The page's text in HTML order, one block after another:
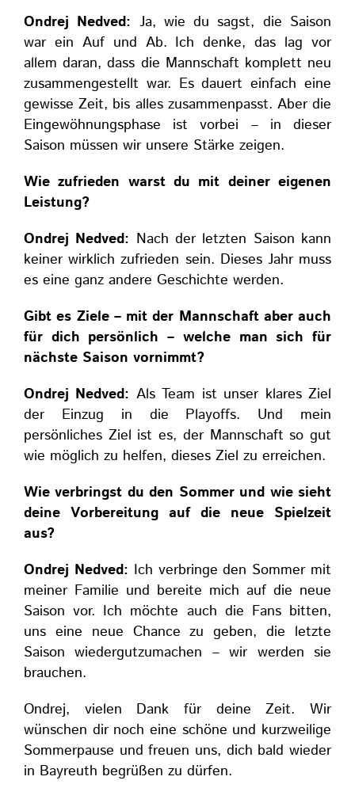
Ondrej Nedved: Ja, wie du sagst, die Saison
war ein Auf und Ab. Ich denke, das lag vor
allem daran, dass die Mannschaft komplett neu
zusammengestellt war. Es dauert einfach eine
gewisse Zeit, bis alles zusammenpasst. Aber die
Eingewöhnungsphase ist vorbei – in dieser
Saison müssen wir unsere Stärke zeigen.
Wie zufrieden warst du mit deiner eigenen
Leistung?
Ondrej Nedved: Nach der letzten Saison kann
keiner wirklich zufrieden sein. Dieses Jahr muss
es eine ganz andere Geschichte werden.
Gibt es Ziele – mit der Mannschaft aber auch
für dich persönlich – welche man sich für
nächste Saison vornimmt?
Ondrej Nedved: Als Team ist unser klares Ziel
der Einzug in die Playoffs. Und mein
persönliches Ziel ist es, der Mannschaft so gut
wie möglich zu helfen, dieses Ziel zu erreichen.
Wie verbringst du den Sommer und wie sieht
deine Vorbereitung auf die neue Spielzeit
aus?
Ondrej Nedved: Ich verbringe den Sommer mit
meiner Familie und bereite mich auf die neue
Saison vor. Ich möchte auch die Fans bitten,
uns eine neue Chance zu geben, die letzte
Saison wiedergutzumachen – wir werden sie
brauchen.
Ondrej, vielen Dank für deine Zeit. Wir
wünschen dir noch eine schöne und kurzweilige
Sommerpause und freuen uns, dich bald wieder
in Bayreuth begrüßen zu dürfen.